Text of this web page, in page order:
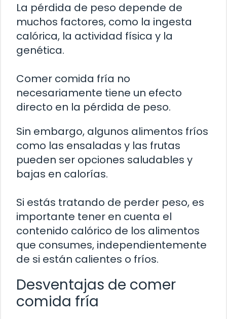
La pérdida de peso depende de
muchos factores, como la ingesta
calórica, la actividad física y la
genética.
Comer comida fría no
necesariamente tiene un efecto
directo en la pérdida de peso.
Sin embargo, algunos alimentos fríos
como las ensaladas y las frutas
pueden ser opciones saludables y
bajas en calorías.
Si estás tratando de perder peso, es
importante tener en cuenta el
contenido calórico de los alimentos
que consumes, independientemente
de si están calientes o fríos.
Desventajas de comer
comida fría